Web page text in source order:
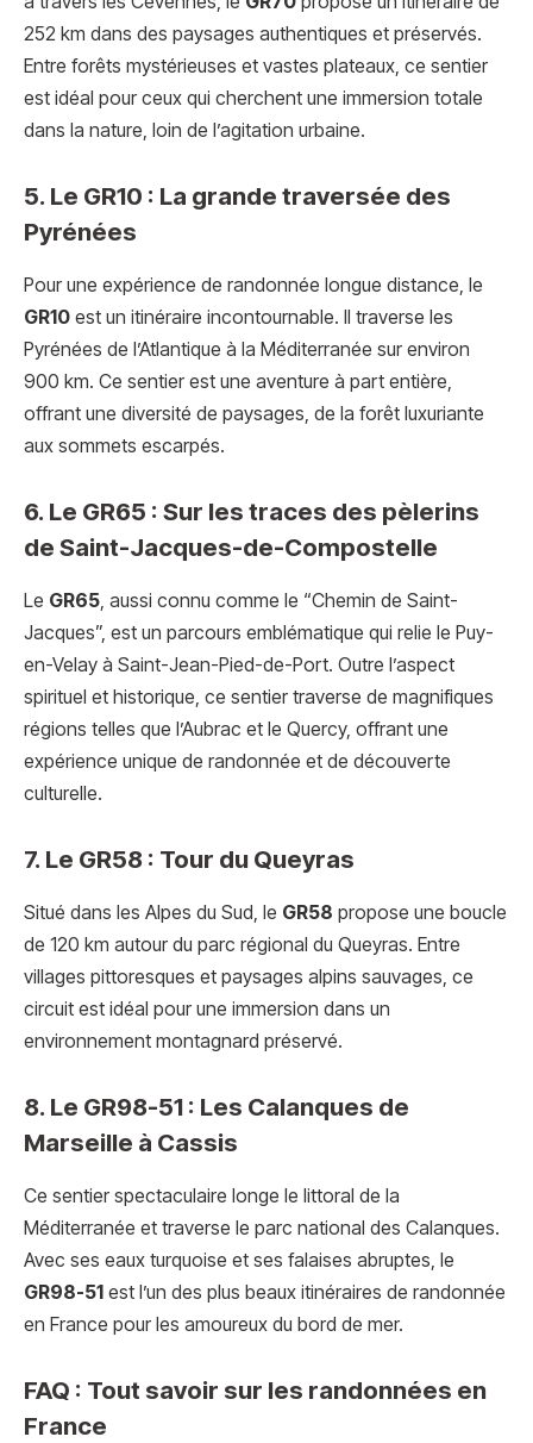
252 km dans des paysages authentiques et préservés.
Entre forêts mystérieuses et vastes plateaux, ce sentier
est idéal pour ceux qui cherchent une immersion totale
dans la nature, loin de l’agitation urbaine.
5. Le GR10 : La grande traversée des
Pyrénées
Pour une expérience de randonnée longue distance, le
GR10 est un itinéraire incontournable. Il traverse les
Pyrénées de l’Atlantique à la Méditerranée sur environ
900 km. Ce sentier est une aventure à part entière,
offrant une diversité de paysages, de la forêt luxuriante
aux sommets escarpés.
6. Le GR65 : Sur les traces des pèlerins
de Saint-Jacques-de-Compostelle
Le GR65, aussi connu comme le “Chemin de Saint-
Jacques”, est un parcours emblématique qui relie le Puy-
en-Velay à Saint-Jean-Pied-de-Port. Outre l’aspect
spirituel et historique, ce sentier traverse de magnifiques
régions telles que l’Aubrac et le Quercy, offrant une
expérience unique de randonnée et de découverte
culturelle.
7. Le GR58 : Tour du Queyras
Situé dans les Alpes du Sud, le GR58 propose une boucle
de 120 km autour du parc régional du Queyras. Entre
villages pittoresques et paysages alpins sauvages, ce
circuit est idéal pour une immersion dans un
environnement montagnard préservé.
8. Le GR98-51 : Les Calanques de
Marseille à Cassis
Ce sentier spectaculaire longe le littoral de la
Méditerranée et traverse le parc national des Calanques.
Avec ses eaux turquoise et ses falaises abruptes, le
GR98-51 est l’un des plus beaux itinéraires de randonnée
en France pour les amoureux du bord de mer.
FAQ : Tout savoir sur les randonnées en
France